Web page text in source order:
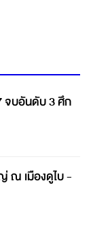
จบอันดับ 3 ศึก
ณ เมืองดูไบ -